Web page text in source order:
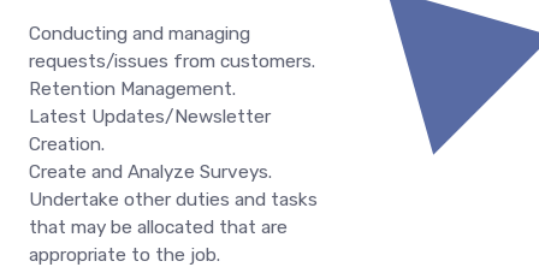
Conducting and managing
requests/issues from customers.
Retention Management.
Latest Updates/Newsletter
Creation.
Create and Analyze Surveys.
Undertake other duties and tasks
that may be allocated that are
appropriate to the job.